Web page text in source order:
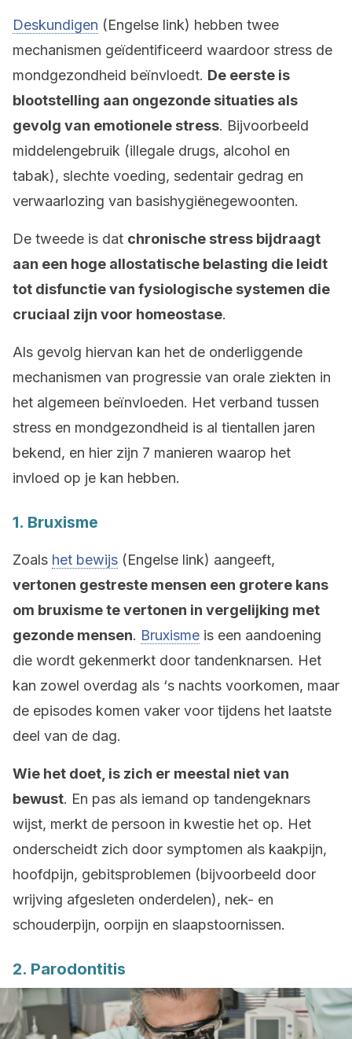
Deskundigen (Engelse link) hebben twee
mechanismen geïdentificeerd waardoor stress de
mondgezondheid beïnvloedt. De eerste is
blootstelling aan ongezonde situaties als
gevolg van emotionele stress. Bijvoorbeeld
middelengebruik (illegale drugs, alcohol en
tabak), slechte voeding, sedentair gedrag en
verwaarlozing van basishygiënegewoonten.
De tweede is dat chronische stress bijdraagt
aan een hoge allostatische belasting die leidt
tot disfunctie van fysiologische systemen die
cruciaal zijn voor homeostase.
Als gevolg hiervan kan het de onderliggende
mechanismen van progressie van orale ziekten in
het algemeen beïnvloeden. Het verband tussen
stress en mondgezondheid is al tientallen jaren
bekend, en hier zijn 7 manieren waarop het
invloed op je kan hebben.
1. Bruxisme
Zoals het bewijs (Engelse link) aangeeft,
vertonen gestreste mensen een grotere kans
om bruxisme te vertonen in vergelijking met
gezonde mensen. Bruxisme is een aandoening
die wordt gekenmerkt door tandenknarsen. Het
kan zowel overdag als ‘s nachts voorkomen, maar
de episodes komen vaker voor tijdens het laatste
deel van de dag.
Wie het doet, is zich er meestal niet van
bewust. En pas als iemand op tandengeknars
wijst, merkt de persoon in kwestie het op. Het
onderscheidt zich door symptomen als kaakpijn,
hoofdpijn, gebitsproblemen (bijvoorbeeld door
wrijving afgesleten onderdelen), nek- en
schouderpijn, oorpijn en slaapstoornissen.
2. Parodontitis